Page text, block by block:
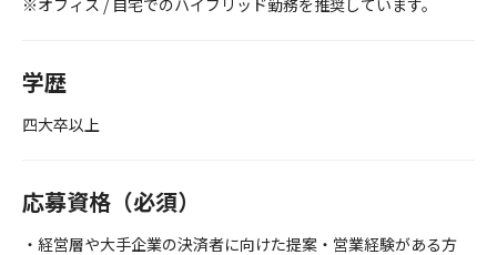
※オフィス / 自宅でのハイブリッド勤務を推奨しています。
学歴
四大卒以上
応募資格（必須）
・経営層や大手企業の決済者に向けた提案・営業経験がある方